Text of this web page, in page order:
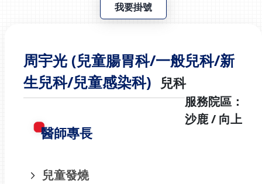
我要掛號
周宇光 (兒童腸胃科/一般兒科/新
生兒科/兒童感染科)
兒科
服務院區：
沙鹿 / 向上
醫師專長
兒童發燒